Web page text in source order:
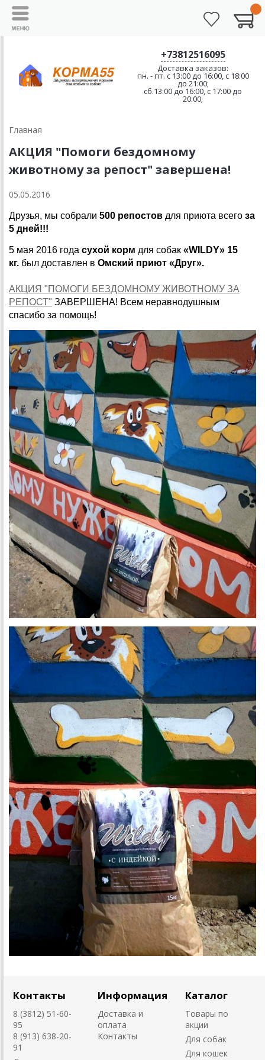
+73812516095
Доставка заказов:
пн. - пт. с 13:00 до 16:00, с 18:00
до 21:00;
сб.13:00 до 16:00, с 17:00 до
20:00;
Главная
АКЦИЯ "Помоги бездомному
животному за репост" завершена!
05.05.2016
Друзья, мы собрали 500 репостов для приюта всего за
5 дней!!!
5 мая 2016 года сухой корм для собак «WILDY» 15
кг. был доставлен в Омский приют «Друг».
АКЦИЯ "ПОМОГИ БЕЗДОМНОМУ ЖИВОТНОМУ ЗА
РЕПОСТ" ЗАВЕРШЕНА! Всем неравнодушным
спасибо за помощь!
Контакты
8 (3812) 51-60-
95
8 (913) 638-20-
91
Информация
Доставка и
оплата
Контакты
Каталог
Товары по
акции
Для собак
Для кошек